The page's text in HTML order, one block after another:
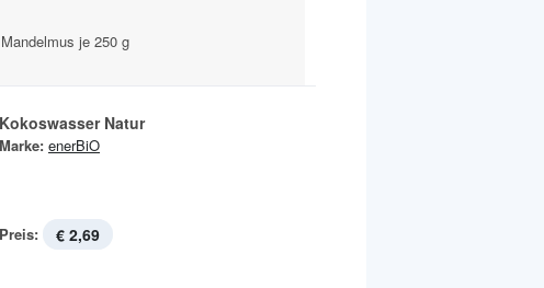
je 250 g
Kokoswasser Natur
Marke: enerBiO
Preis: € 2,69